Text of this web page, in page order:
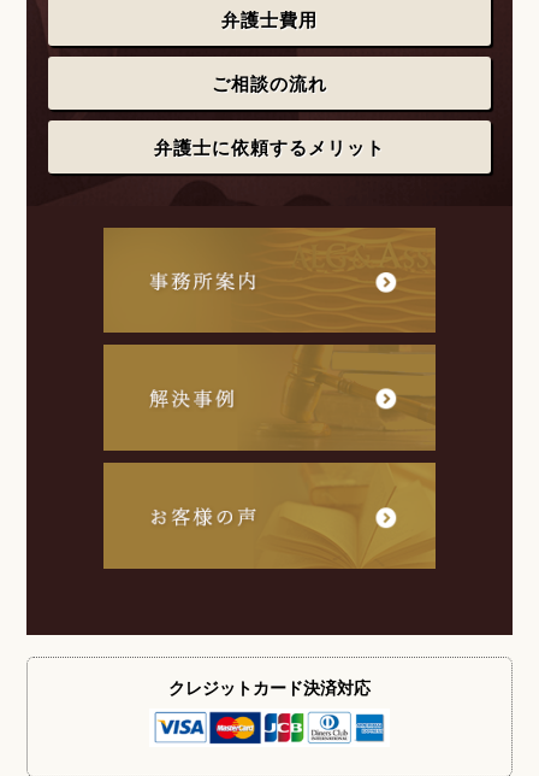
弁護士費用
ご相談の流れ
弁護士に依頼するメリット
クレジットカード決済対応